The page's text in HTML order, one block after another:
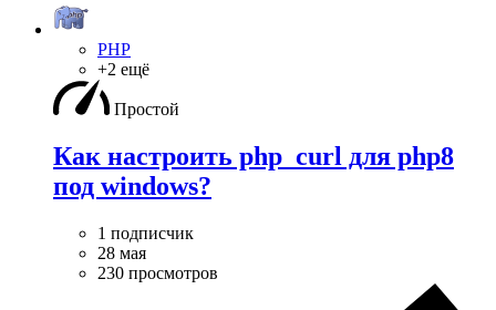
PHP
+2 ещё
Простой
Как настроить php_curl для php8
под windows?
1 подписчик
28 мая
230 просмотров